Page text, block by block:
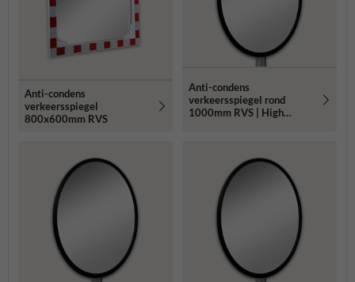
Anti-condens
verkeersspiegel
800x600mm RVS
Anti-condens
verkeersspiegel rond
1000mm RVS | High